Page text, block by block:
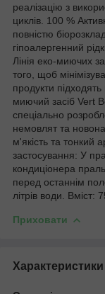
реалізацію з
циклів. 100 %
повністю
гіпоалергенний
Лінія еко-миючих
того, щоб
продукти підходять
миючий засіб Vert
спеціально
немовлят та
м'якість та тонкий
застосування: У
кондиціонера
перед останнім
літрів води. Вміст:
Приховати
Характеристики